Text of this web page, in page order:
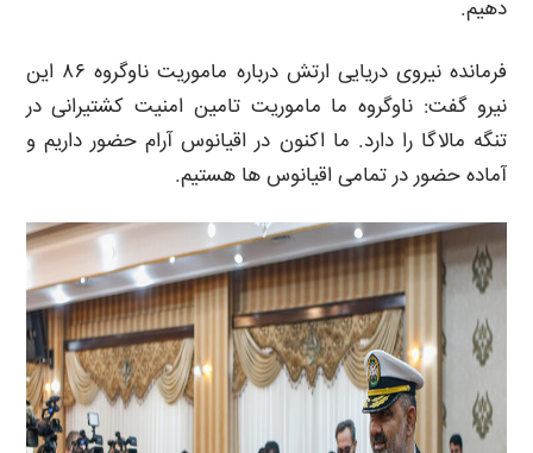
دهیم.
فرمانده نیروی دریایی ارتش درباره ماموریت ناوگروه ۸۶ این
نیرو گفت: ناوگروه ما ماموریت تامین امنیت کشتیرانی در
تنگه مالاگا را دارد. ما اکنون در اقیانوس آرام حضور داریم و
آماده حضور در تمامی اقیانوس ها هستیم.